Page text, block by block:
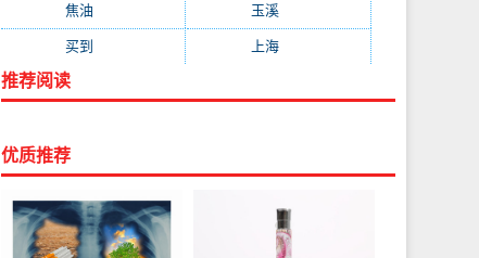
焦油 玉溪(73)
买到 上海(70)
推荐阅读
优质推荐